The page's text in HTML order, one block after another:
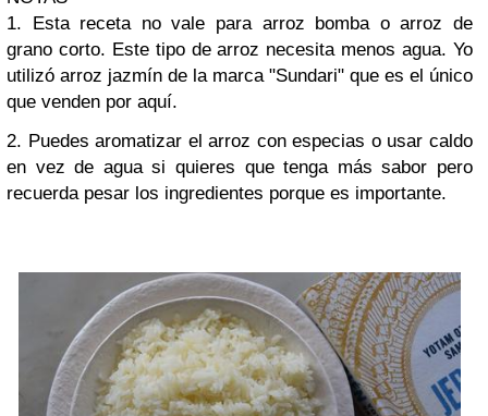
1. Esta receta no vale para arroz bomba o arroz de
grano corto. Este tipo de arroz necesita menos agua. Yo
utilizó arroz jazmín de la marca "Sundari" que es el único
que venden por aquí.
2. Puedes aromatizar el arroz con especias o usar caldo
en vez de agua si quieres que tenga más sabor pero
recuerda pesar los ingredientes porque es importante.